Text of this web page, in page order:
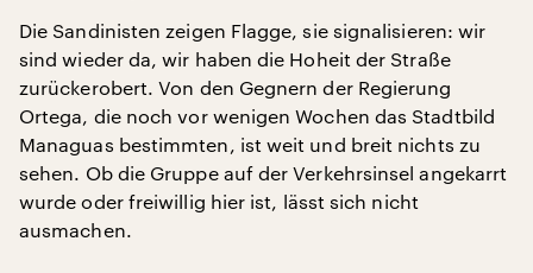
Die Sandinisten zeigen Flagge, sie signalisieren: wir
sind wieder da, wir haben die Hoheit der Straße
zurückerobert. Von den Gegnern der Regierung
Ortega, die noch vor wenigen Wochen das Stadtbild
Managuas bestimmten, ist weit und breit nichts zu
sehen. Ob die Gruppe auf der Verkehrsinsel angekarrt
wurde oder freiwillig hier ist, lässt sich nicht
ausmachen.